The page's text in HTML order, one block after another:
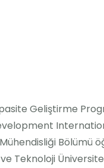
Geliştirme
Bölümü
Teknoloji